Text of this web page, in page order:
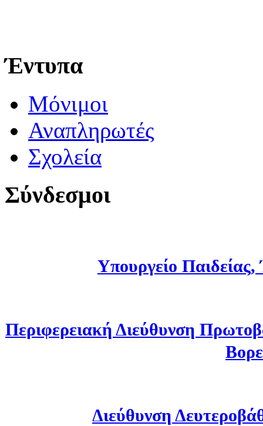
Έντυπα
Μόνιμοι
Αναπληρωτές
Σχολεία
Σύνδεσμοι
Υπουργείο
Περιφερειακή Διεύθυνση
Διεύθυνση